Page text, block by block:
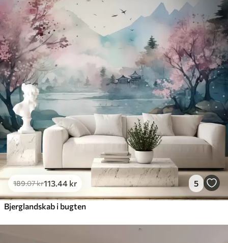
189.07kr113 .44 kr 5
Bjerglandskab i bugten